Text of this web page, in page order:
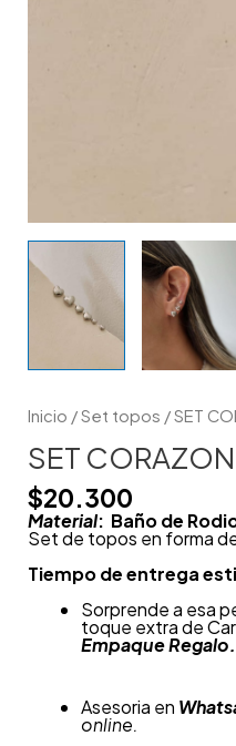
Inicio /Set topos / SET
SET
$20.300
Material: Baño de
Set de topos en forma
Tiempo de entrega
Sorprende a esa
toque extra de
Empaque Regalo.
Asesoria en
online.